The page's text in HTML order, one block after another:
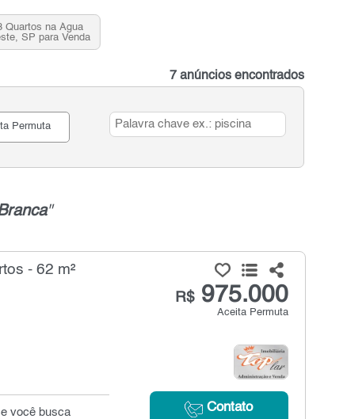
Quartos na Água
SP para Venda
7 anúncios encontrados
Permuta
"
- 62 m²
R$975.000
Aceita Permuta
Contato
você busca